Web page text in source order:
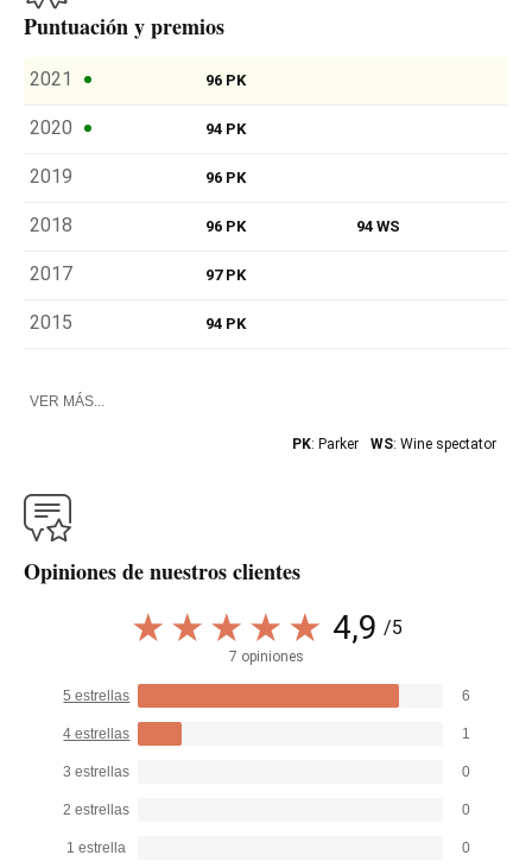
Puntuación y premios
2021 96 PK
2020 94 PK
2019 96 PK
2018 96 PK 94 WS
2017 97 PK
2015 94 PK
VER MÁS...
PK: Parker WS: Wine spectator
Opiniones de nuestros clientes
4,9 /5
7 opiniones
5 estrellas 6
4 estrellas 1
3 estrellas 0
2 estrellas 0
1 estrella
0